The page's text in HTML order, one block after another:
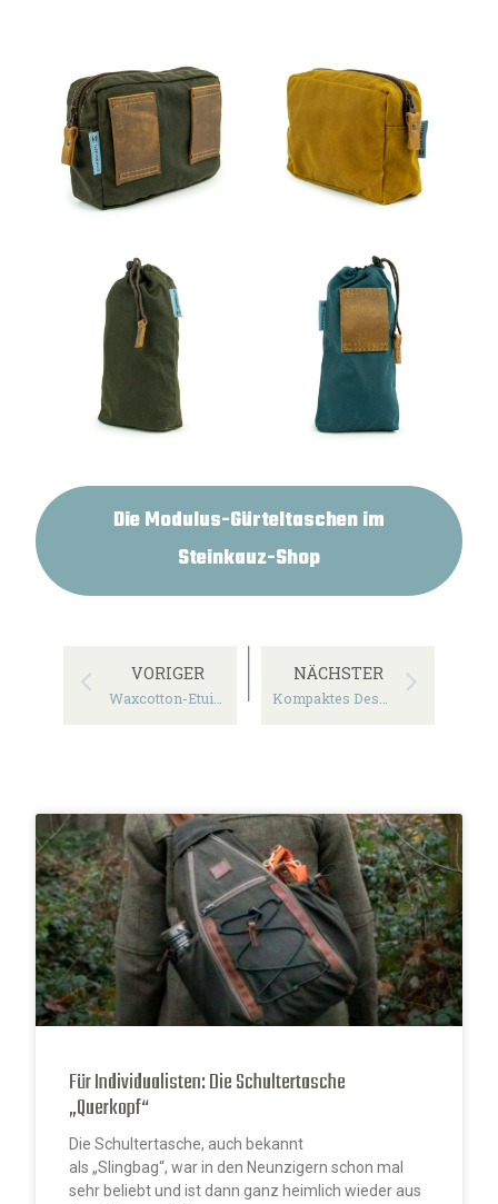
Die Modulus-Gürteltaschen im
Steinkauz-Shop
VORIGER NÄCHSTER
Für Individualisten: Die Schultertasche
„Querkopf“
Die Schultertasche, auch bekannt
als „Slingbag“, war in den Neunzigern schon mal
sehr beliebt und ist dann ganz heimlich wieder aus